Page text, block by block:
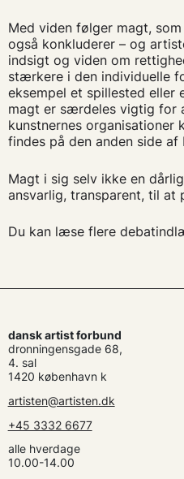
Med viden følger magt,
også konkluderer – og
indsigt og viden om
stærkere i den individuelle
eksempel et spillested eller
magt er særdeles vigtig for
kunstnernes organisationer
findes på den anden side
Magt i sig selv ikke en
ansvarlig, transparent, til at
Du kan læse flere
dansk artist forbund
dronningensgade 68,
4. sal
1420 københavn k
artisten@artisten.dk
+45 3332 6677
alle hverdage
10.00-14.00